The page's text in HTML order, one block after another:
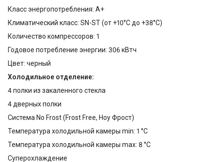
Класс энергопотребления: A+
Климатический класс: SN-ST (от +10°С до +38°С)
Количество компрессоров: 1
Годовое потребление энергии: 306 кВтч
Цвет: черный
Холодильное отделение:
4 полки из закаленного стекла
4 дверных полки
Система No Frost (Frost Free, Ноу Фрост)
Температура холодильной камеры min: 1 °С
Температура холодильной камеры max: 8 °С
Суперохлаждение